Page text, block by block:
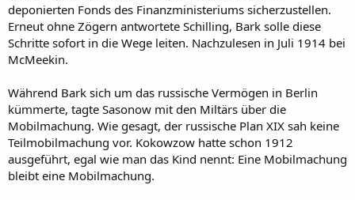
deponierten Fonds des Finanzministeriums sicherzustellen.
Erneut ohne Zögern antwortete Schilling, Bark solle diese
Schritte sofort in die Wege leiten. Nachzulesen in Juli 1914 bei
McMeekin.
Während Bark sich um das russische Vermögen in Berlin
kümmerte, tagte Sasonow mit den Miltärs über die
Mobilmachung. Wie gesagt, der russische Plan XIX sah keine
Teilmobilmachung vor. Kokowzow hatte schon 1912
ausgeführt, egal wie man das Kind nennt: Eine Mobilmachung
bleibt eine Mobilmachung.